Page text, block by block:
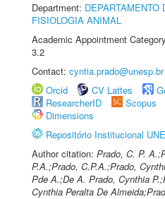
Department: DEPARTAMENTO
FISIOLOGIA ANIMAL
Academic Appointment
3.2
Contact: cyntia.prado@unesp.br
Orcid
CV Lattes
ResearcherID
Scopus
Dimensions
Repositório Institucional
Author citation: Prado, C. P.
P.A.;Prado, C.P.A.;Prado,
Pde A.;De A. Prado, Cynthia
Cynthia Peralta De